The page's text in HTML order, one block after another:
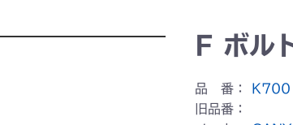
F ボル
品 番：
旧品番：